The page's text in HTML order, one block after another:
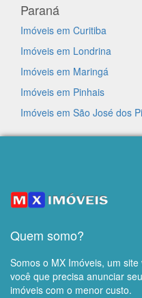
Paraná
Imóveis em Curitiba
Imóveis em Londrina
Imóveis em Maringá
Imóveis em Pinhais
Imóveis em São José dos
Quem somo?
Somos o MX Imóveis, um
você que precisa anunciar
imóveis com o menor custo.